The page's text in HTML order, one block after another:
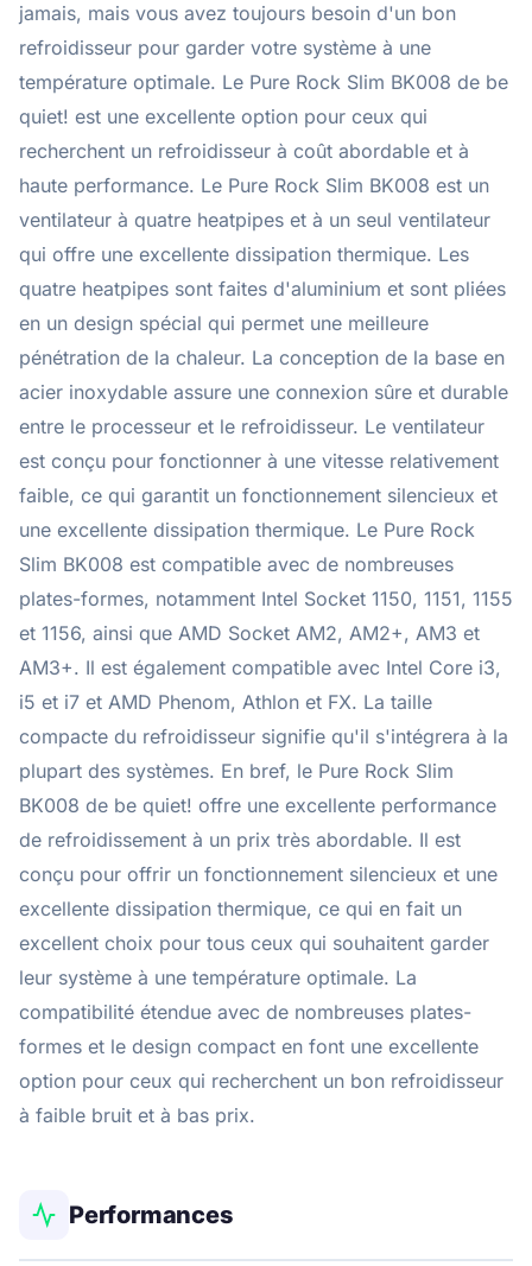
jamais, mais vous avez toujours besoin d'un bon
refroidisseur pour garder votre système à une
température optimale. Le Pure Rock Slim BK008 de be
quiet! est une excellente option pour ceux qui
recherchent un refroidisseur à coût abordable et à
haute performance. Le Pure Rock Slim BK008 est un
ventilateur à quatre heatpipes et à un seul ventilateur
qui offre une excellente dissipation thermique. Les
quatre heatpipes sont faites d'aluminium et sont pliées
en un design spécial qui permet une meilleure
pénétration de la chaleur. La conception de la base en
acier inoxydable assure une connexion sûre et durable
entre le processeur et le refroidisseur. Le ventilateur
est conçu pour fonctionner à une vitesse relativement
faible, ce qui garantit un fonctionnement silencieux et
une excellente dissipation thermique. Le Pure Rock
Slim BK008 est compatible avec de nombreuses
plates-formes, notamment Intel Socket 1150, 1151, 1155
et 1156, ainsi que AMD Socket AM2, AM2+, AM3 et
AM3+. Il est également compatible avec Intel Core i3,
i5 et i7 et AMD Phenom, Athlon et FX. La taille
compacte du refroidisseur signifie qu'il s'intégrera à la
plupart des systèmes. En bref, le Pure Rock Slim
BK008 de be quiet! offre une excellente performance
de refroidissement à un prix très abordable. Il est
conçu pour offrir un fonctionnement silencieux et une
excellente dissipation thermique, ce qui en fait un
excellent choix pour tous ceux qui souhaitent garder
leur système à une température optimale. La
compatibilité étendue avec de nombreuses plates-
formes et le design compact en font une excellente
option pour ceux qui recherchent un bon refroidisseur
à faible bruit et à bas prix.
Performances